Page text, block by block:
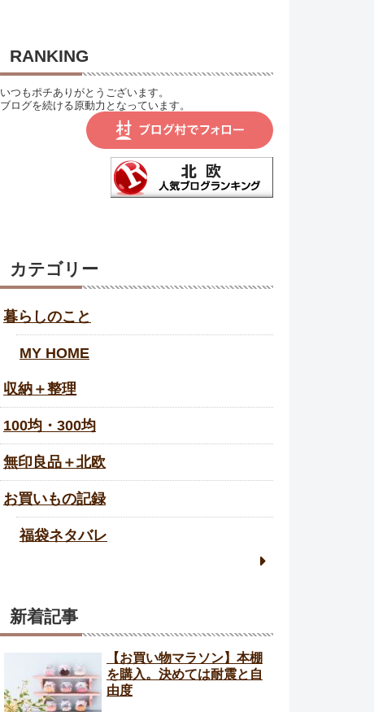
RANKING
いつもポチありがとうございます。
ブログを続ける原動力となっています。
カテゴリー
暮らしのこと
MY HOME
収納＋整理
100均・300均
無印良品＋北欧
お買いもの記録
福袋ネタバレ
新着記事
【お買い物マラソン】本棚
を購入。決めては耐震と自
由度